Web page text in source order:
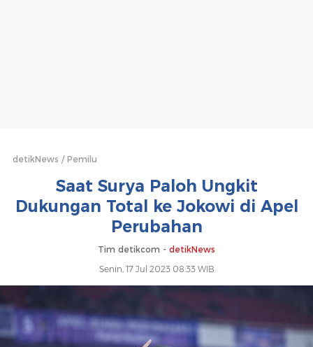
di
Apel
Perubahan
detikNews Pemilu
Saat Surya Paloh Ungkit
Dukungan Total ke Jokowi di Apel
Perubahan
Tim detikcom - detikNews
Senin, 17 Jul 2023 08:33 WIB